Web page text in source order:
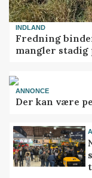
INDLAND
Fredning
mangler stadig
ANNONCE
Der kan være